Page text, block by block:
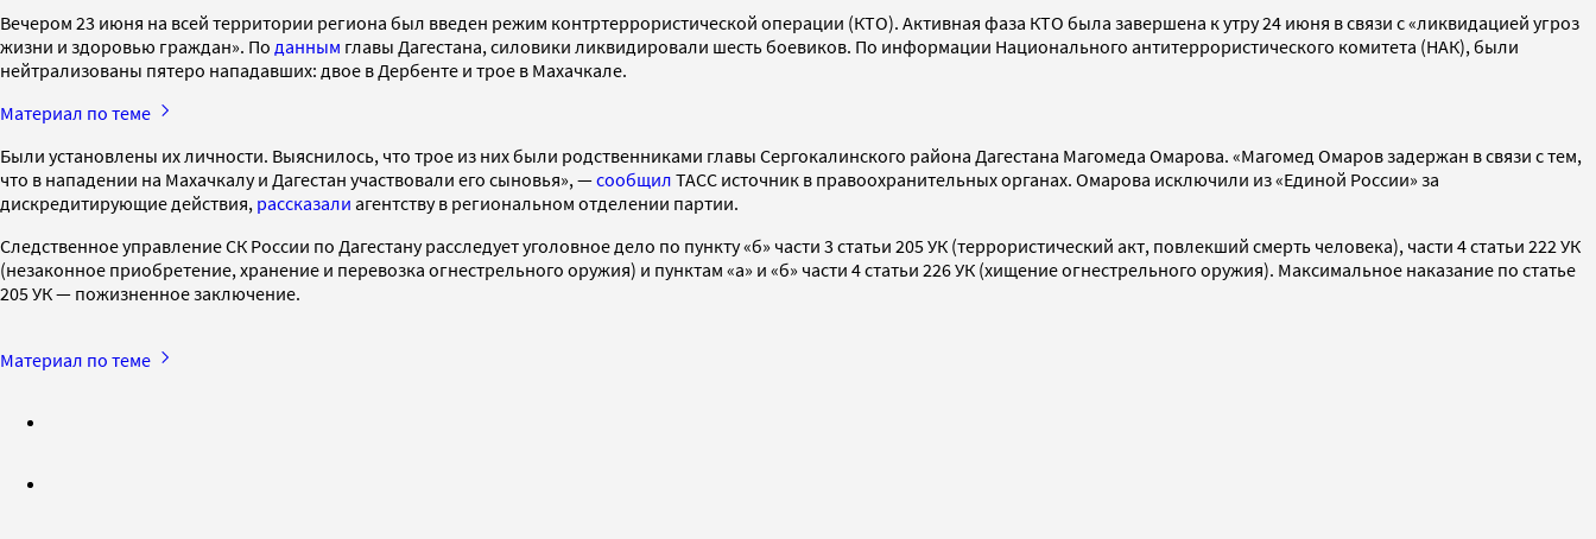
Вечером 23 июня на всей территории региона был введен режим контртеррористической операции (КТО). Активная фаза КТО была завершена к утру 24 июня в связи с «ликвидацией угроз
жизни и здоровью граждан». По данным главы Дагестана, силовики ликвидировали шесть боевиков. По информации Национального антитеррористического комитета (НАК), были
нейтрализованы пятеро нападавших: двое в Дербенте и трое в Махачкале.
Материал по теме
Были установлены их личности. Выяснилось, что трое из них были родственниками главы Сергокалинского района Дагестана Магомеда Омарова. «Магомед Омаров задержан в связи с тем,
что в нападении на Махачкалу и Дагестан участвовали его сыновья», —сообщил ТАСС источник в правоохранительных органах. Омарова исключили из «Единой России» за
дискредитирующие действия, рассказали агентству в региональном отделении партии.
Следственное управление СК России по Дагестану расследует уголовное дело по пункту «б» части 3 статьи 205 УК (террористический акт, повлекший смерть человека), части 4 статьи 222 УК
(незаконное приобретение, хранение и перевозка огнестрельного оружия) и пунктам «а» и «б» части 4 статьи 226 УК (хищение огнестрельного оружия). Максимальное наказание по статье
205 УК — пожизненное заключение.
Материал по теме